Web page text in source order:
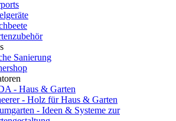
Sanierung
- Haus & Garten
- Holz für Haus & Garten
- Ideen & Systeme zur